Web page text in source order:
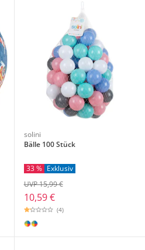
solini
Bälle 100 Stück
33 % Exklusiv
10,59 €
UVP 15,99 €
(4)